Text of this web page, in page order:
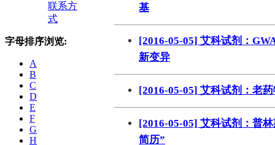
联系方
式
字母排序浏览:
A
B
C
D
E
F
G
H
基
[2016-05-05] 艾科试剂：
新变异
[2016-05-05] 艾科试剂：老
[2016-05-05] 艾科试剂：普
简历”